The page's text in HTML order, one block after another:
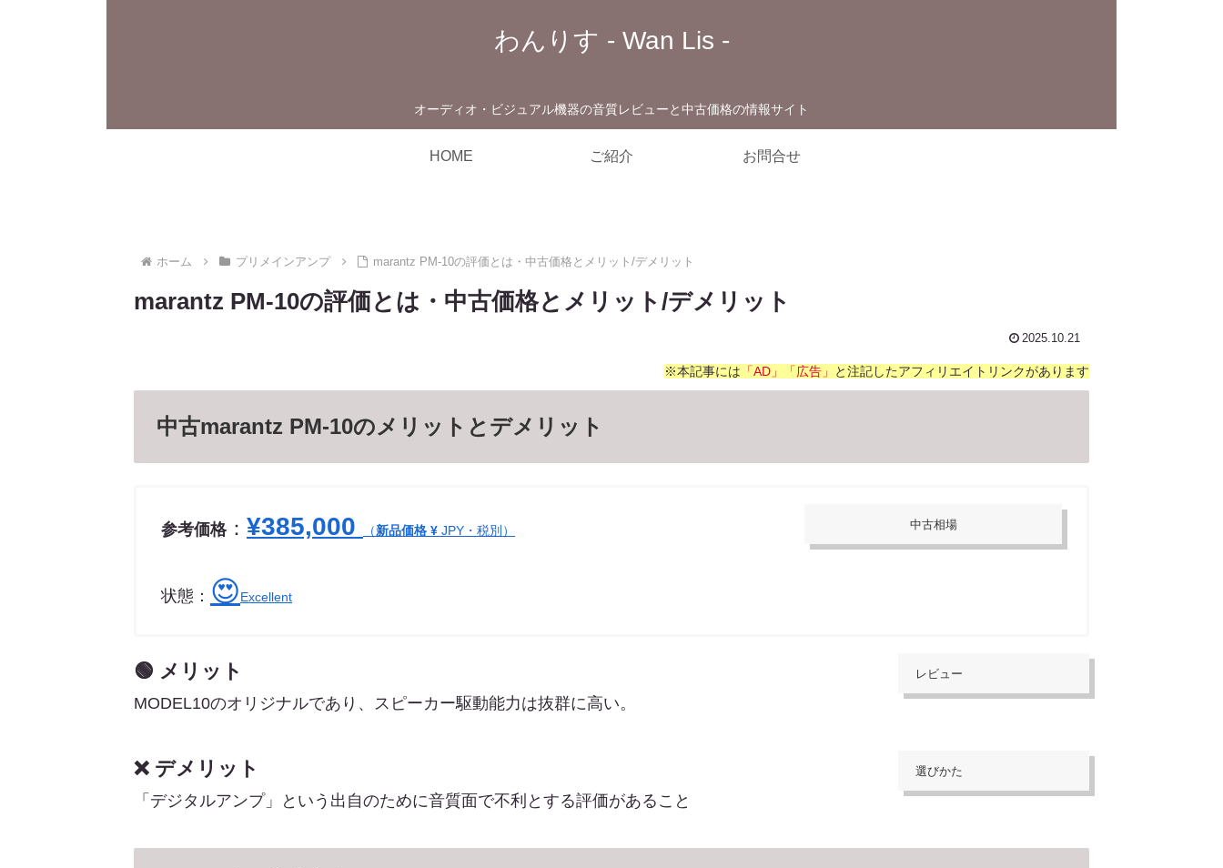
わんりす - Wan Lis -
オーディオ・ビジュアル機器の音質レビューと中古価格の情報サイト
HOME ご紹介 お問合せ
ホーム プリメインアンプ marantz PM-10の評価とは・中古価格とメリット/デメリット
marantz PM-10の評価とは・中古価格とメリット/デメリット
2025.10.21
※本記事には 「AD」「広告」 と注記したアフィリエイトリンクがあります
中古marantz PM-10のメリットとデメリット
参考価格： ¥385,000 （新品価格 ¥ JPY・税別）
状態： 😍Excellent
中古相場
🟢 メリット
MODEL10のオリジナルであり、スピーカー駆動能力は抜群に高い。
レビュー
❌ デメリット
「デジタルアンプ」という出自のために音質面で不利とする評価があること
選びかた